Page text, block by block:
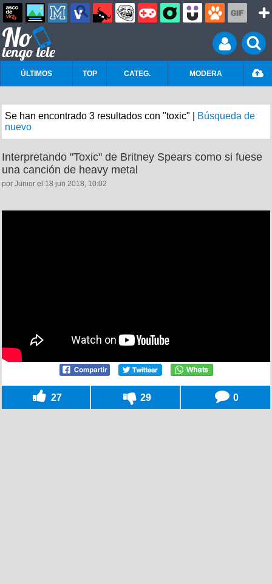
ÚLTIMOS TOP CATEG. MODERA
Se han encontrado 3 resultados con "toxic" |
Búsqueda de
nuevo
Interpretando "Toxic" de Britney Spears como si fuese
una canción de heavy metal
por Junior el 18 jun 2018, 10:02
27 29 0